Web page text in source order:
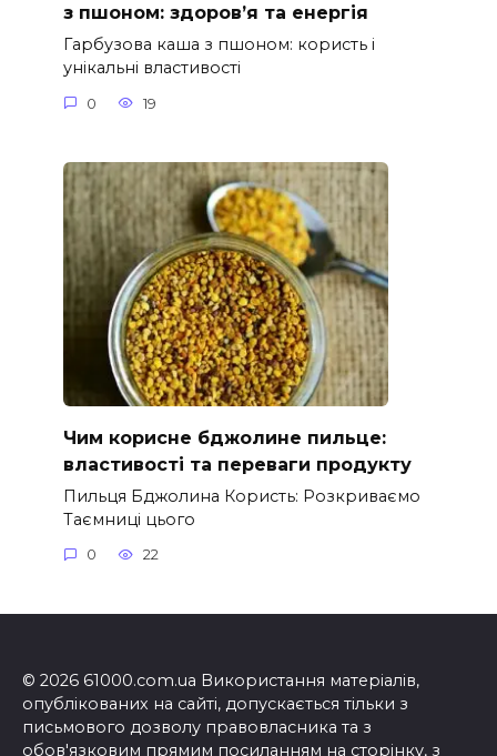
з пшоном: здоров’я та енергія
Гарбузова каша з пшоном: користь і
унікальні властивості
0 19
Чим корисне бджолине пильце:
властивості та переваги продукту
Пильця Бджолина Користь: Розкриваємо
Таємниці цього
0 22
© 2026 61000.com.ua Використання матеріалів,
опублікованих на сайті, допускається тільки з
письмового дозволу правовласника та з
обов'язковим прямим посиланням на сторінку, з